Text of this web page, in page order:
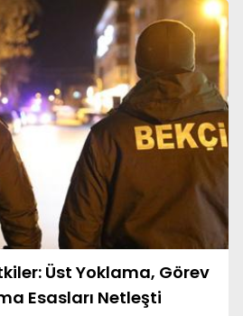
Üst Yoklama, Görev
Esasları Netleşti